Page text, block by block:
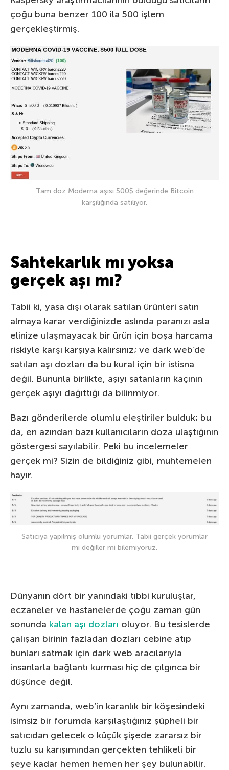
çoğu buna benzer 100 ila 500 işlem
gerçekleştirmiş.
Tam doz Moderna aşısı 500$ değerinde Bitcoin
karşılığında satılıyor.
Sahtekarlık mı yoksa
gerçek aşı mı?
Tabii ki, yasa dışı olarak satılan ürünleri satın
almaya karar verdiğinizde aslında paranızı asla
elinize ulaşmayacak bir ürün için boşa harcama
riskiyle karşı karşıya kalırsınız; ve dark web’de
satılan aşı dozları da bu kural için bir istisna
değil. Bununla birlikte, aşıyı satanların kaçının
gerçek aşıyı dağıttığı da bilinmiyor.
Bazı gönderilerde olumlu eleştiriler bulduk; bu
da, en azından bazı kullanıcıların doza ulaştığının
göstergesi sayılabilir. Peki bu incelemeler
gerçek mi? Sizin de bildiğiniz gibi, muhtemelen
hayır.
Satıcıya yapılmış olumlu yorumlar. Tabii gerçek yorumlar
mı değiller mi bilemiyoruz.
Dünyanın dört bir yanındaki tıbbi kuruluşlar,
eczaneler ve hastanelerde çoğu zaman gün
sonunda kalan aşı dozları oluyor. Bu tesislerde
çalışan birinin fazladan dozları cebine atıp
bunları satmak için dark web aracılarıyla
insanlarla bağlantı kurması hiç de çılgınca bir
düşünce değil.
Aynı zamanda, web’in karanlık bir köşesindeki
isimsiz bir forumda karşılaştığınız şüpheli bir
satıcıdan gelecek o küçük şişede zararsız bir
tuzlu su karışımından gerçekten tehlikeli bir
şeye kadar hemen hemen her şey bulunabilir.